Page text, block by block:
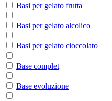
Basi per gelato frutta
Basi per gelato alcolico
Basi per gelato cioccolato
Base complet
Base evoluzione